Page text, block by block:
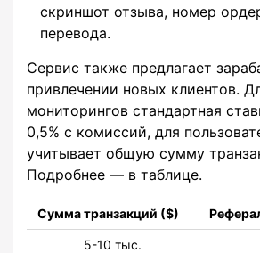
скриншот отзыва, номер
перевода.
Сервис также предлагает
привлечении новых клиентов.
мониторингов стандартная
0,5% с комиссий, для
учитывает общую сумму
Подробнее — в таблице.
Сумма транзакций ($)
5-10 тыс.